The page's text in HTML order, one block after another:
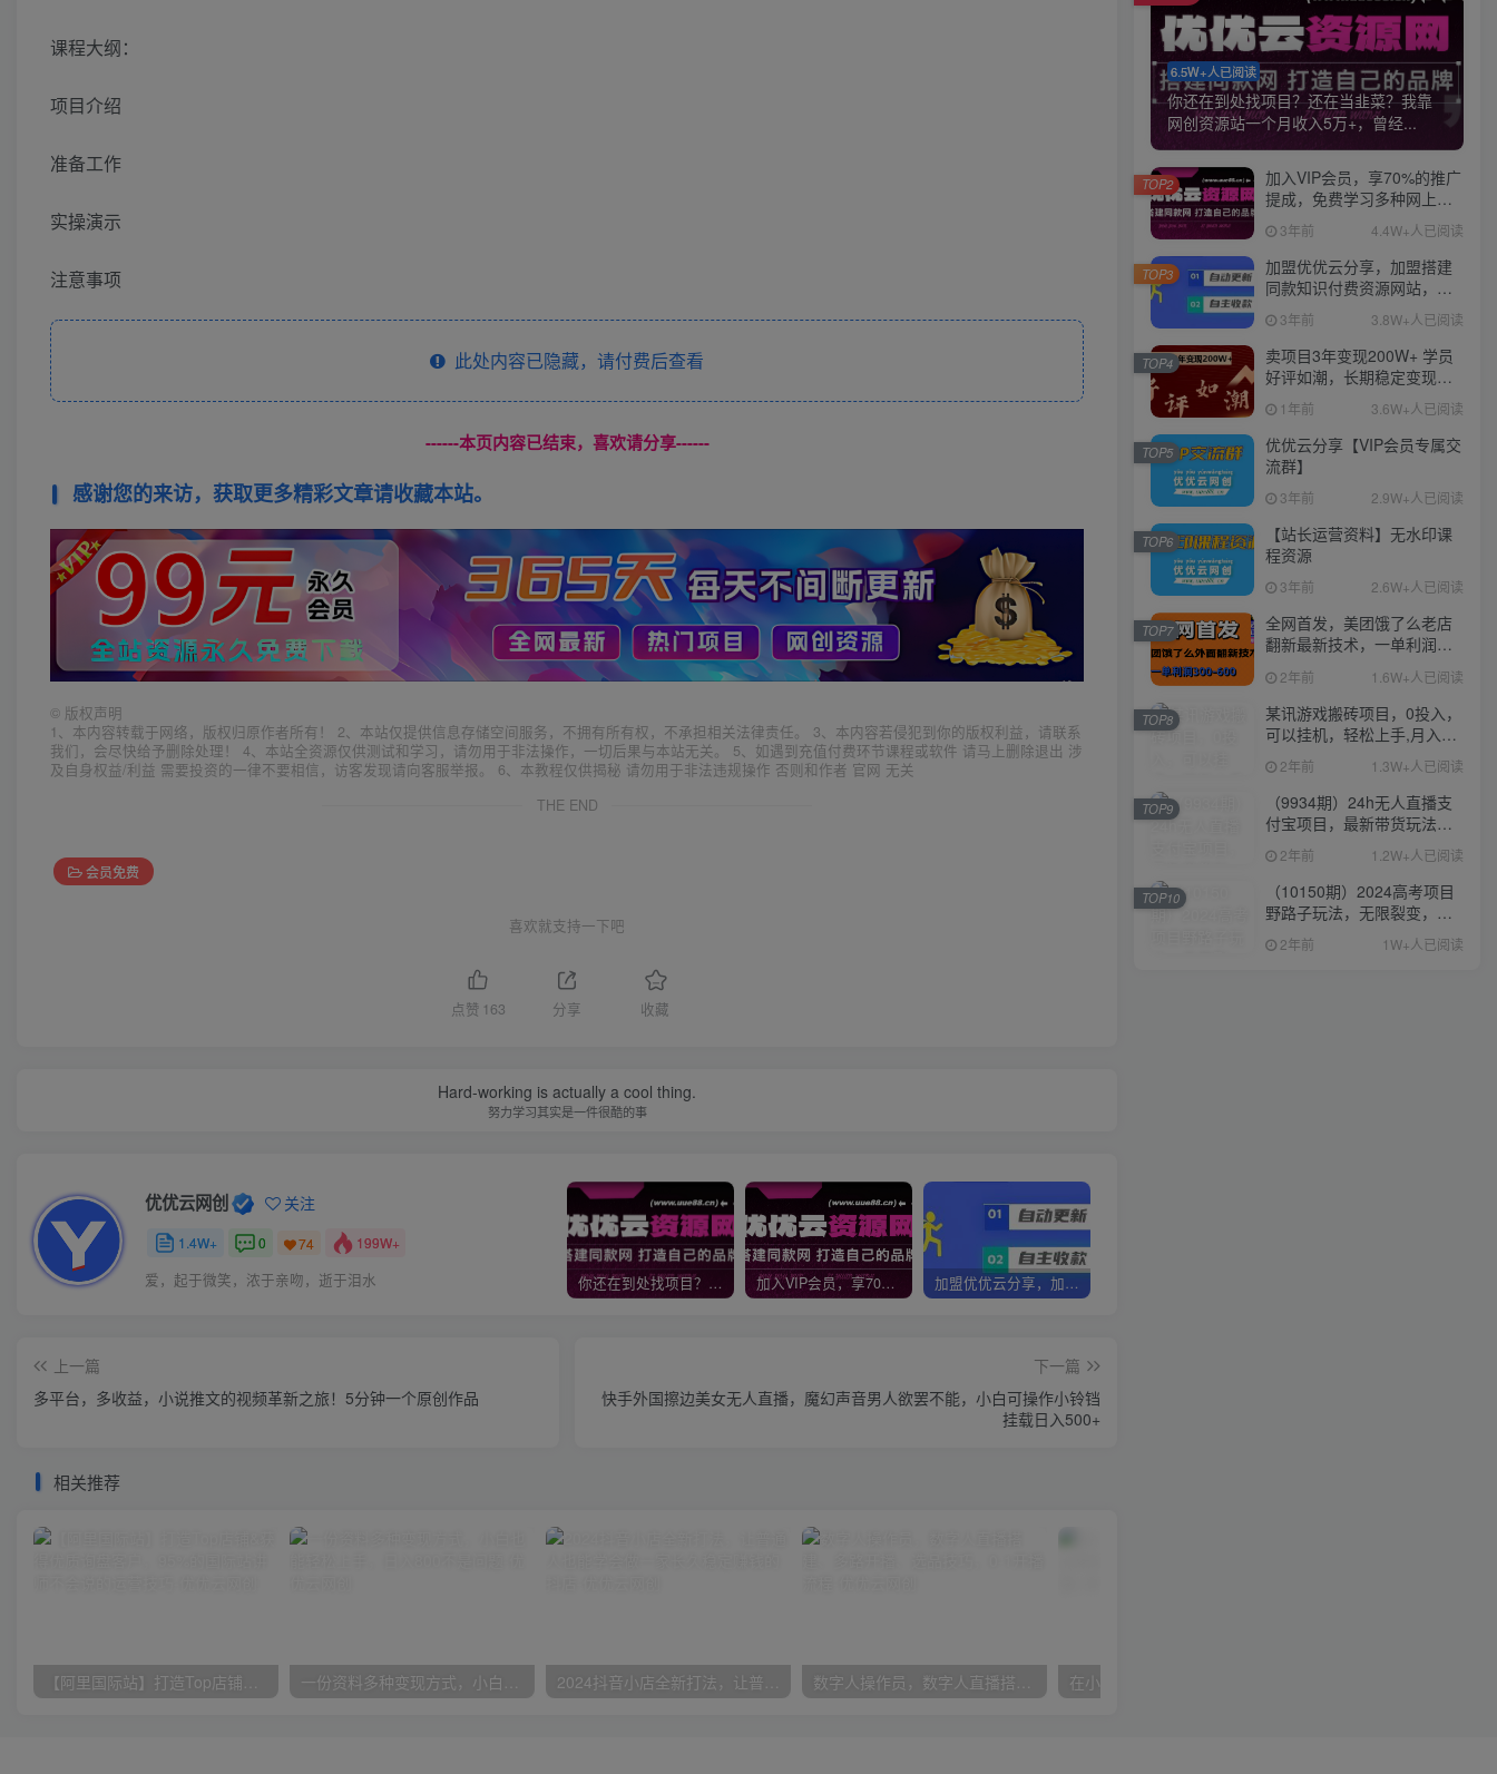
课程大纲：
项目介绍
准备工作
实操演示
注意事项
此处内容已隐藏，请付费后查看
------本页内容已结束，喜欢请分享------
感谢您的来访，获取更多精彩文章请收藏本站。
© 版权声明
1、本内容转载于网络，版权归原作者所有！ 2、本站仅提供信息存储空间服务，不拥有所有权，不承担相关法律责任。 3、本内容若侵犯到你的版权利益，请联系
我们，会尽快给予删除处理！ 4、本站全资源仅供测试和学习，请勿用于非法操作，一切后果与本站无关。 5、如遇到充值付费环节课程或软件 请马上删除退出 涉
及自身权益/利益 需要投资的一律不要相信，访客发现请向客服举报。 6、本教程仅供揭秘 请勿用于非法违规操作 否则和作者 官网 无关
THE END
会员免费
喜欢就支持一下吧
点赞 163 分享 收藏
Hard-working is actually a cool thing.
努力学习其实是一件很酷的事
优优云网创 关注
1.4W+ 0 74 199W+
爱，起于微笑，浓于亲吻，逝于泪水 你还在到处找项目？还在当韭菜？我靠网创资源站一个月收入5万+，曾经我也是个失败者。 加入VIP会员，享70%的推广提成，免费学习多种网上创业课程，菜鸟秒变大神！ 加盟优优云分享，加盟搭建同款知识付费资源网站，实现长期稳定被动收入~
上一篇
多平台，多收益，小说推文的视频革新之旅！5分钟一个原创作品
下一篇
快手外国擦边美女无人直播，魔幻声音男人欲罢不能，小白可操作小铃铛
挂载日入500+
相关推荐
【阿里国际站】打造Top店铺&获得优质询盘客户，​95%的国际站讲师不会说的运营技巧 一份资料多种变现方式，小白也能轻松上手，日入800不是问题 2024抖音小店全新打法，让普通人也能学会做一家长久稳定赚钱的抖店 数字人操作员，数字人直播搭建、多路开播、选品技巧，0-1开播流程
6.5W+人已阅读
你还在到处找项目？还在当韭菜？我靠
网创资源站一个月收入5万+，曾经...
加入VIP会员，享70%的推广
提成，免费学习多种网上创
业课程，菜鸟秒变大神！
3年前 4.4W+人已阅读
TOP2
加盟优优云分享，加盟搭建
同款知识付费资源网站，实
现长期稳定被动收入~
3年前 3.8W+人已阅读
TOP3
卖项目3年变现200W+ 学员
好评如潮，长期稳定变现，
可以一直干到老！
1年前 3.6W+人已阅读
TOP4
优优云分享【VIP会员专属交
流群】
3年前 2.9W+人已阅读
TOP5
【站长运营资料】无水印课
程资源
3年前 2.6W+人已阅读
TOP6
全网首发，美团饿了么老店
翻新最新技术，一单利润
300-600
2年前 1.6W+人已阅读
TOP7
某讯游戏搬砖项目，0投入，
可以挂机，轻松上手,月入
3000+上不封顶
2年前 1.3W+人已阅读
TOP8
（9934期）24h无人直播支
付宝项目，最新带货玩法，
纯躺赚实测日入500+
2年前 1.2W+人已阅读
TOP9
（10150期）2024高考项目
野路子玩法，无限裂变，最
高一天1W＋！
2年前 1W+人已阅读
TOP10